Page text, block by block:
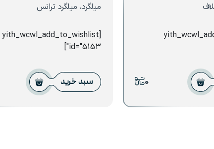
0
میلگرد، میلگرد ترانس
[yith_wcwl_add_to_wishlist
id="5153"]
سبد خرید